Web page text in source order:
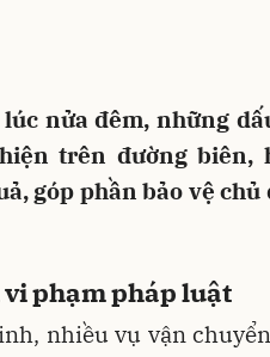
nửa đêm, những
trên đường biên,
góp phần bảo vệ chủ
phạm pháp luật
nhiều vụ vận